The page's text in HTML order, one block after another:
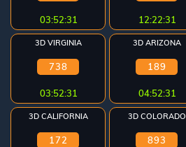
03:52:31 12:22:31
3D VIRGINIA
738
03:52:31
3D ARIZONA
189
04:52:31
3D CALIFORNIA
172
3D COLORADO
893